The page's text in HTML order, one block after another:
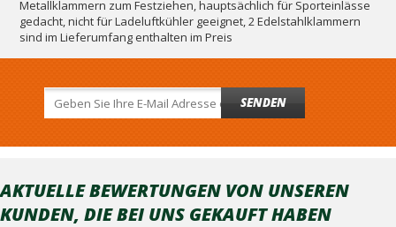
Metallklammern zum Festziehen, hauptsächlich für Sporteinlässe
gedacht, nicht für Ladeluftkühler geeignet, 2 Edelstahlklammern
sind im Lieferumfang enthalten im Preis
SENDEN
AKTUELLE BEWERTUNGEN VON UNSEREN
KUNDEN, DIE BEI ​​UNS GEKAUFT HABEN